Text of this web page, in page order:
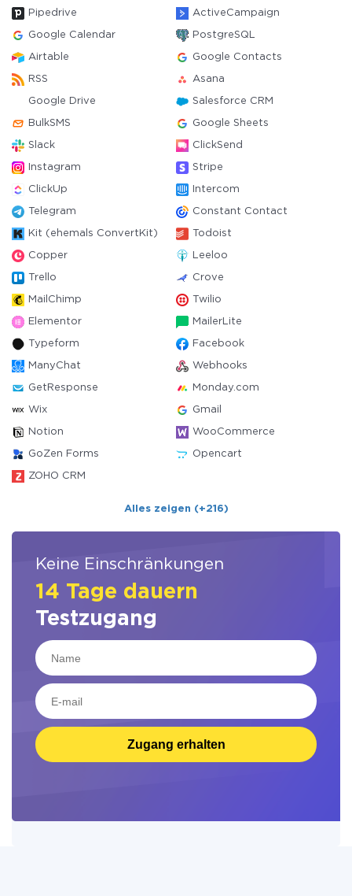
Pipedrive ActiveCampaign
Google Calendar PostgreSQL
Airtable Google Contacts
RSS Asana
Google Drive Salesforce CRM
BulkSMS Google Sheets
Slack ClickSend
Instagram Stripe
ClickUp Intercom
Telegram Constant Contact
Kit (ehemals ConvertKit) Todoist
Copper Leeloo
Trello Crove
MailChimp Twilio
Elementor MailerLite
Typeform Facebook
ManyChat Webhooks
GetResponse Monday.com
Wix Gmail
Notion WooCommerce
GoZen Forms Opencart
ZOHO CRM
Alles zeigen (+216)
Keine Einschränkungen
14 Tage dauern
Testzugang
Zugang erhalten